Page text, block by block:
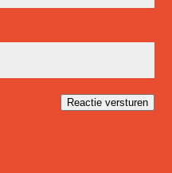
Reactie versturen